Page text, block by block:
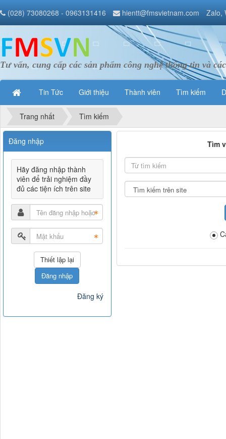
(028) 73080268 - 0963131416 hientt@fmsvietnam.com Zalo,
Tư vấn, cung cấp các sản phẩm công nghệ thông tin và
Tin Tức Giới thiệu Thành viên Tìm kiếm
Trang nhất Tìm kiếm
Tìm
Đăng nhập
Hãy đăng nhập thành
viên để trải nghiệm đầy
đủ các tiện ích trên site
Đăng nhập
Đăng ký